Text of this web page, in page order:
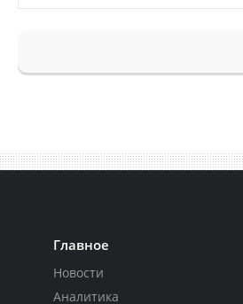
Главное
Новости
Аналитика